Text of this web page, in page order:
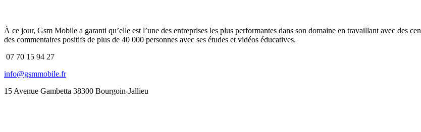
À ce jour, Gsm Mobile a garanti qu’elle est l’une des entreprises les plus performantes dans son domaine en travaillant avec des
des commentaires positifs de plus de 40 000 personnes avec ses études et vidéos éducatives.
07 70 15 94 27
info@gsmmobile.fr
15 Avenue Gambetta 38300 Bourgoin-Jallieu